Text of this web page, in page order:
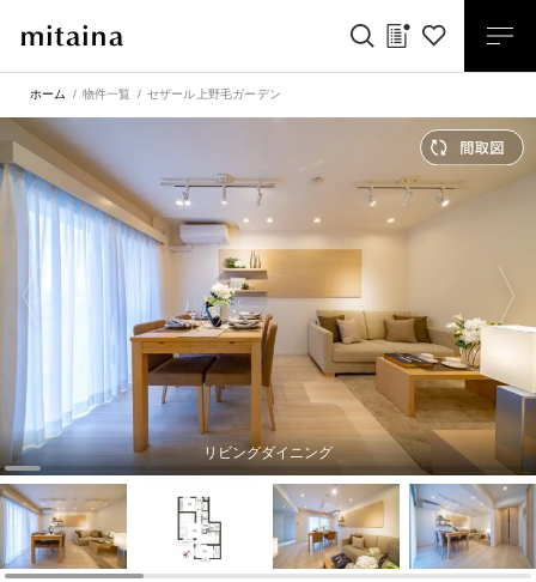
ホーム 物件一覧 セザール上野毛ガーデン
リビングダイニング